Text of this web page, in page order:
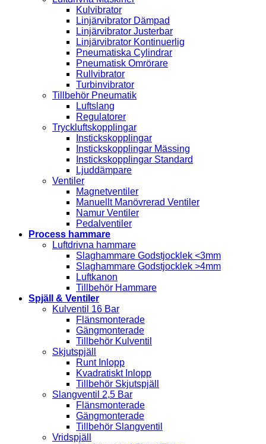
Kulvibrator
Linjärvibrator Dämpad
Linjärvibrator Justerbar
Linjärvibrator Kontinuerlig
Pneumatiska Cylindrar
Pneumatisk Omrörare
Rullvibrator
Turbinvibrator
Tillbehör Pneumatik
Luftslang
Regulatorer
Tryckluftskopplingar
Instickskopplingar
Instickskopplingar Mässing
Instickskopplingar Standard
Ljuddämpare
Ventiler
Magnetventiler
Manuellt Manövrerad Ventiler
Namur Ventiler
Pedalventiler
Process hammare
Luftdrivna hammare
Slaghammare Godstjocklek <3mm
Slaghammare Godstjocklek >4mm
Luftkanon
Tillbehör Hammare
Spjäll & Ventiler
Kulventil 16 Bar
Flänsmonterade
Gängmonterade
Tillbehör Kulventil
Skjutspjäll
Runt Inlopp
Kvadratiskt Inlopp
Tillbehör Skjutspjäll
Slangventil 2,5 Bar
Flänsmonterade
Gängmonterade
Tillbehör Slangventil
Vridspjäll